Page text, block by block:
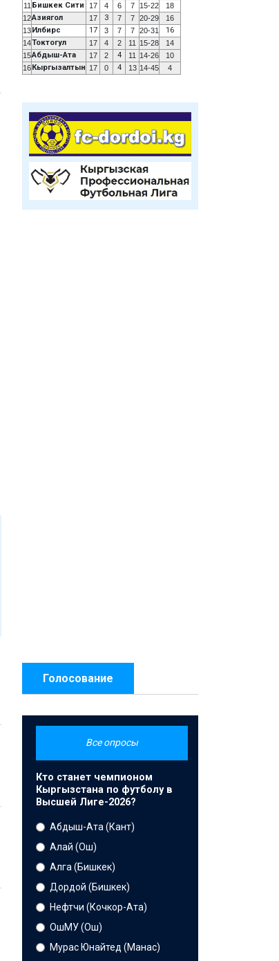
11 Бишкек Сити 17 4 6 7 15-22
18
12Азиягол 17 3 7 7 20-29
16
13 Илбирс 17 3 7 7 20-31 16
14Токтогул 17 4 2 11 15-28
14
15Абдыш-Ата 17 2 4 11 14-26
10
16 Кыргызалтын 17 0 4 13 14-45 4
Голосование
Все опросы
Кто станет чемпионом
Кыргызстана по футболу в
Высшей Лиге-2026?
Абдыш-Ата (Кант)
Алай (Ош)
Алга (Бишкек)
Дордой (Бишкек)
Нефтчи (Кочкор-Ата)
ОшМУ (Ош)
Мурас Юнайтед (Манас)